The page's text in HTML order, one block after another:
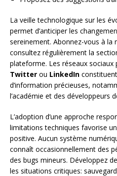
La veille technologique sur les
permet d’anticiper les
sereinement. Abonnez-vous à la
consultez régulièrement la
plateforme. Les réseaux
Twitter ou LinkedIn
d’information précieuses,
l’académie et des développeurs
L’adoption d’une approche
limitations techniques favorise
positive. Aucun système
connaît occasionnellement des
des bugs mineurs. Développez
les situations critiques: